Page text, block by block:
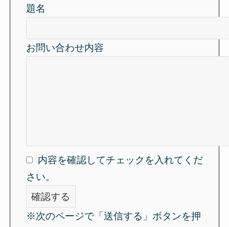
題名
お問い合わせ内容
内容を確認してチェックを入れてくだ
さい。
※次のページで「送信する」ボタンを押